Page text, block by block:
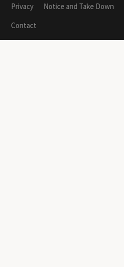
Privacy
Notice and Take Down
Contact